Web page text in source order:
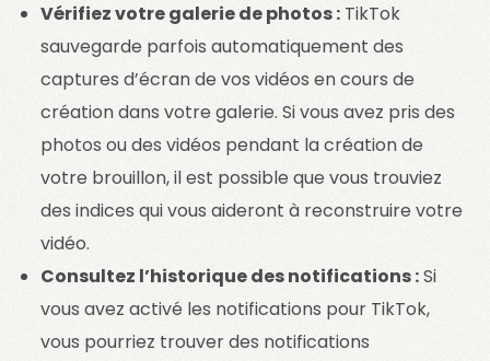
Vérifiez votre galerie de photos : TikTok
sauvegarde parfois automatiquement des
captures d’écran de vos vidéos en cours de
création dans votre galerie. Si vous avez pris des
photos ou des vidéos pendant la création de
votre brouillon, il est possible que vous trouviez
des indices qui vous aideront à reconstruire votre
vidéo.
Consultez l’historique des notifications :Si
vous avez activé les notifications pour TikTok,
vous pourriez trouver des notifications